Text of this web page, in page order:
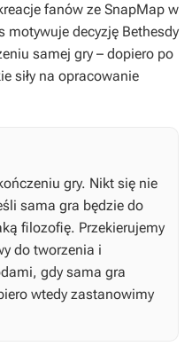
fanów ze SnapMap w
motywuje decyzję Bethesdy
samej gry – dopiero po
siły na opracowanie
gry. Nikt się nie
sama gra będzie do
filozofię. Przekierujemy
do tworzenia i
gdy sama gra
wtedy zastanowimy